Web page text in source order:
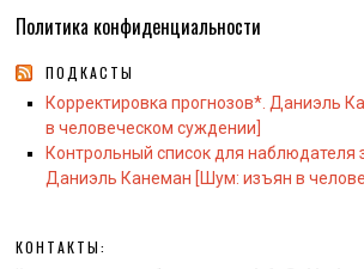
Политика конфиденциальности
ПОДКАСТЫ
Корректировка прогнозов*. Даниэль
в человеческом суждении]
Контрольный список для наблюдателя
Даниэль Канеман [Шум: изъян в
КОНТАКТЫ: